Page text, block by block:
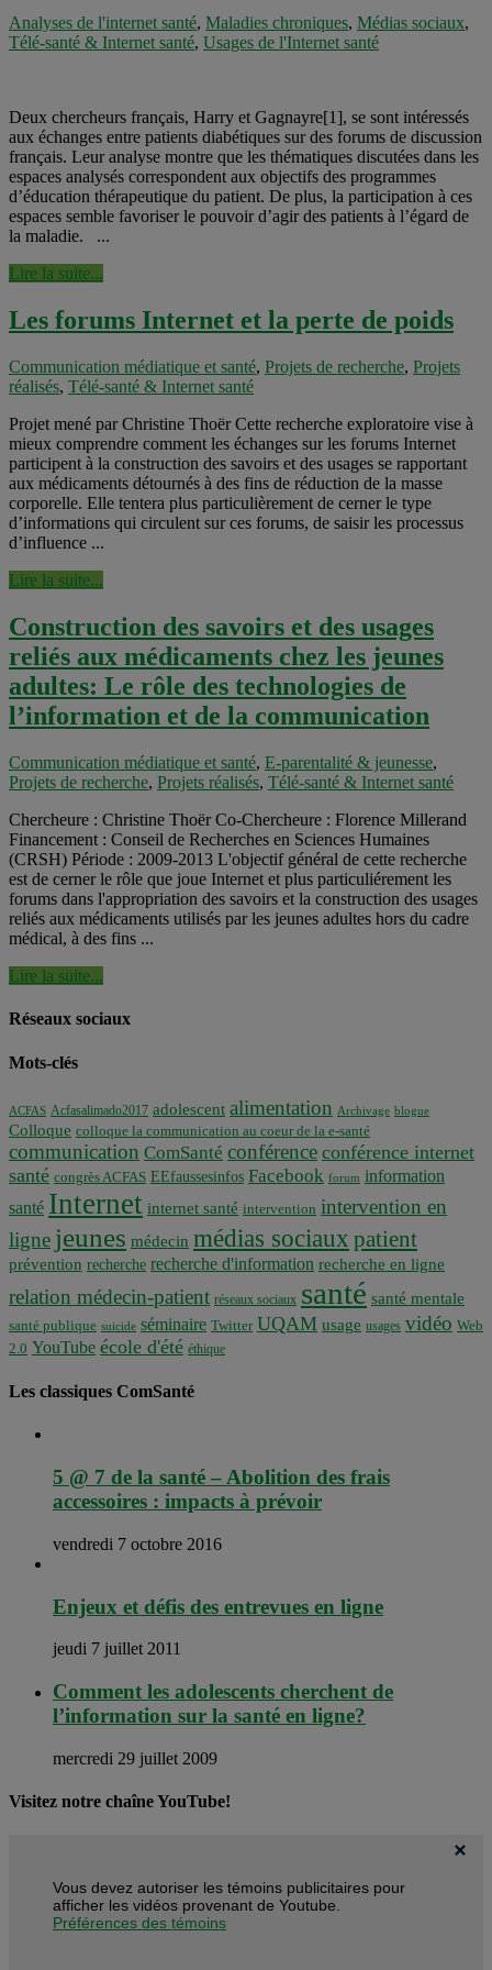
Analyses de l'internet santé, Maladies chroniques, Médias sociaux,
Télé-santé & Internet santé, Usages de l'Internet santé
Deux chercheurs français, Harry et Gagnayre[1], se sont intéressés
aux échanges entre patients diabétiques sur des forums de discussion
français. Leur analyse montre que les thématiques discutées dans les
espaces analysés correspondent aux objectifs des programmes
d’éducation thérapeutique du patient. De plus, la participation à ces
espaces semble favoriser le pouvoir d’agir des patients à l’égard de
la maladie. ...
Lire la suite...
Les forums Internet et la perte de poids
Communication médiatique et santé, Projets de recherche, Projets
réalisés, Télé-santé & Internet santé
Projet mené par Christine Thoër Cette recherche exploratoire vise à
mieux comprendre comment les échanges sur les forums Internet
participent à la construction des savoirs et des usages se rapportant
aux médicaments détournés à des fins de réduction de la masse
corporelle. Elle tentera plus particulièrement de cerner le type
d’informations qui circulent sur ces forums, de saisir les processus
d’influence ...
Lire la suite...
Construction des savoirs et des usages
reliés aux médicaments chez les jeunes
adultes: Le rôle des technologies de
l’information et de la communication
Communication médiatique et santé, E-parentalité & jeunesse,
Projets de recherche, Projets réalisés, Télé-santé & Internet santé
Chercheure : Christine Thoër Co-Chercheure : Florence Millerand
Financement : Conseil de Recherches en Sciences Humaines
(CRSH) Période : 2009-2013 L'objectif général de cette recherche
est de cerner le rôle que joue Internet et plus particuliérement les
forums dans l'appropriation des savoirs et la construction des usages
reliés aux médicaments utilisés par les jeunes adultes hors du cadre
médical, à des fins ...
Lire la suite...
Réseaux sociaux
Mots-clés
ACFAS Acfasalimado2017 adolescent alimentation Archivage blogue
Colloque colloque la communication au coeur de la e-santé
communication ComSanté conférence conférence internet
santé congrès ACFAS EEfaussesinfos Facebook forum information
santé Internet internet santé intervention intervention en
ligne jeunes médecin médias sociaux patient
prévention recherche recherche d'information recherche en ligne
relation médecin-patient réseaux sociaux santé santé mentale
santé publique suicide séminaire Twitter UQAM usage usages vidéo Web
2.0 YouTube école d'été éthique
Les classiques ComSanté
5 @ 7 de la santé – Abolition des frais
accessoires : impacts à prévoir
vendredi 7 octobre 2016
Enjeux et défis des entrevues en ligne
jeudi 7 juillet 2011
Comment les adolescents cherchent de
l’information sur la santé en ligne?
mercredi 29 juillet 2009
Visitez notre chaîne YouTube!
Vous devez autoriser les témoins publicitaires pour
afficher les vidéos provenant de Youtube.
Préférences des témoins